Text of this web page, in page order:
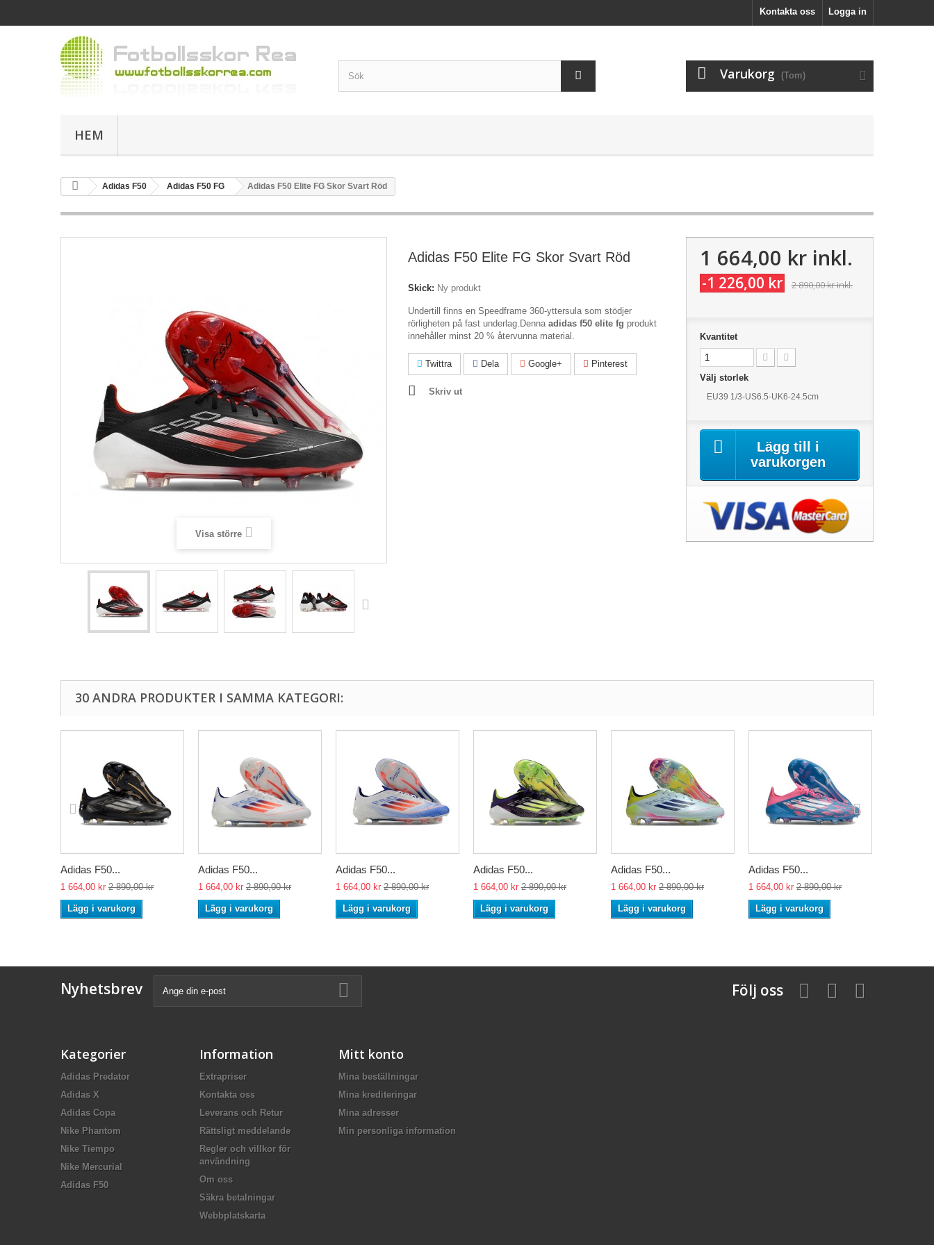
Logga in
Kontakta oss
Varukorg (Tom)
HEM
Adidas F50 Adidas F50 FG Adidas F50 Elite FG Skor Svart Röd
Visa större
Adidas F50 Elite FG Skor Svart Röd
Skick: Ny produkt
Undertill finns en Speedframe 360-yttersula som stödjer
rörligheten på fast underlag.Denna adidas f50 elite fg produkt
innehåller minst 20 % återvunna material.
Twittra Dela Google+ Pinterest
Skriv ut
1 664,00 krinkl.
-1 226,00 kr 2 890,00 krinkl.
Kvantitet
Välj storlek
EU39 1/3-US6.5-UK6-24.5cm
Lägg till i
varukorgen
30 ANDRA PRODUKTER I SAMMA KATEGORI:
Adidas F50...
1 664,00 kr 2 890,00 kr
Lägg i varukorg
Adidas F50...
1 664,00 kr 2 890,00 kr
Lägg i varukorg
Adidas F50...
1 664,00 kr 2 890,00 kr
Lägg i varukorg
Adidas F50...
1 664,00 kr 2 890,00 kr
Lägg i varukorg
Adidas F50...
1 664,00 kr 2 890,00 kr
Lägg i varukorg
Adidas F50...
1 664,00 kr 2 890,00 kr
Lägg i varukorg
Nyhetsbrev Följ oss
Kategorier
Adidas Predator
Adidas X
Adidas Copa
Nike Phantom
Nike Tiempo
Nike Mercurial
Adidas F50
Information
Extrapriser
Kontakta oss
Leverans och Retur
Rättsligt meddelande
Regler och villkor för
användning
Om oss
Säkra betalningar
Webbplatskarta
Mitt konto
Mina beställningar
Mina krediteringar
Mina adresser
Min personliga information